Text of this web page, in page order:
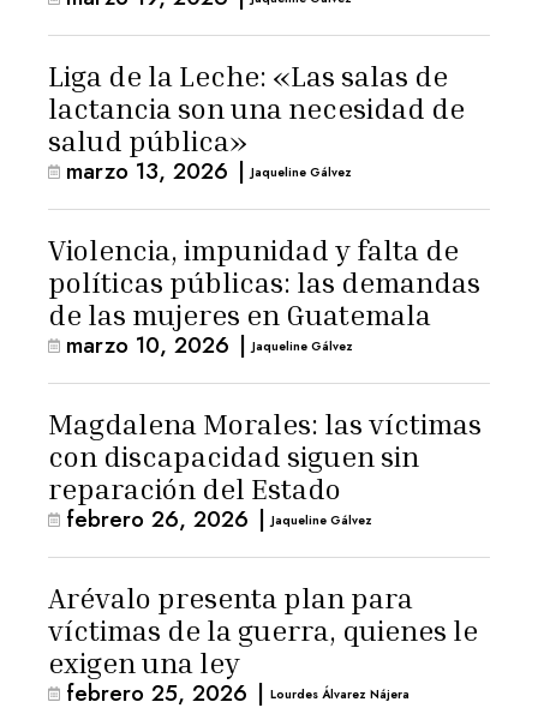
Liga de la Leche: «Las salas de
lactancia son una necesidad de
salud pública»
marzo 13, 2026 | Jaqueline Gálvez
Violencia, impunidad y falta de
políticas públicas: las demandas
de las mujeres en Guatemala
marzo 10, 2026 | Jaqueline Gálvez
Magdalena Morales: las víctimas
con discapacidad siguen sin
reparación del Estado
febrero 26, 2026 | Jaqueline Gálvez
Arévalo presenta plan para
víctimas de la guerra, quienes le
exigen una ley
febrero 25, 2026 | Lourdes Álvarez Nájera